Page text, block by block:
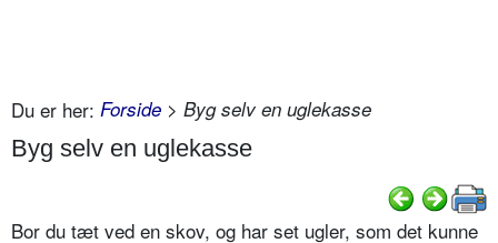
Du er her: Forside > Byg selv en uglekasse
Byg selv en uglekasse
Bor du tæt ved en skov, og har set ugler, som det kunne